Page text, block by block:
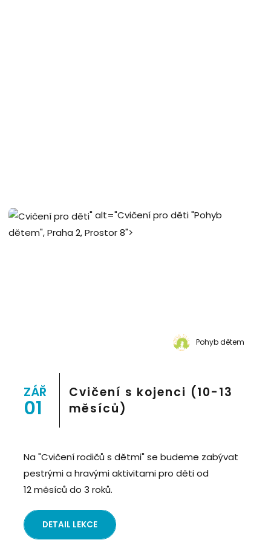
" alt="Cvičení pro děti "Pohyb
dětem", Praha 2, Prostor 8">
Pohyb dětem
ZÁŘ
01
Cvičení s kojenci (10-13
měsíců)
Na "Cvičení rodičů s dětmi" se budeme zabývat
pestrými a hravými aktivitami pro děti od
12 měsíců do 3 roků.
DETAIL LEKCE